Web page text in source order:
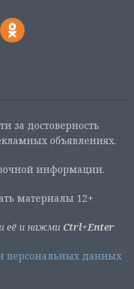
за достоверность
объявлениях.
информации.
материалы 12+
её и нажми Ctrl+Enter
персональных данных